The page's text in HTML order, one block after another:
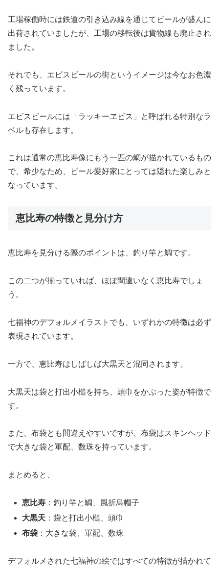
工場稼働時には鉄道の引き込み線を通じてビールが盛んに
出荷されていましたが、工場の移転後は貨物線も廃止され
ました。
それでも、エビスビールの街というイメージは今なお色濃
く残っています。
エビスビールには「ラッキーヱビス」と呼ばれる特別なラ
ベルも存在します。
これは通常の恵比寿像にもう一匹の鯛が描かれているもの
で、希少なため、ビール愛好家にとっては隠れた楽しみと
なっています。
恵比寿の特徴と見分け方
恵比寿を見分ける際のポイントは、釣り竿と鯛です。
この二つが揃っていれば、ほぼ間違いなく恵比寿でしょ
う。
七福神のデフォルメイラストでも、いずれかの特徴は必ず
表現されています。
一方で、恵比寿はしばしば大黒天と混同されます。
大黒天は袋と打出小槌を持ち、頭巾をかぶった姿が特徴で
す。
また、布袋とも間違えやすいですが、布袋はスキンヘッド
で大きな袋と軍配、数珠を持っています。
まとめると、
恵比寿 ：釣り竿と鯛、風折烏帽子
大黒天 ：袋と打出小槌、頭巾
布袋 ：大きな袋、軍配、数珠
デフォルメされた七福神の絵ではすべての特徴が描かれて